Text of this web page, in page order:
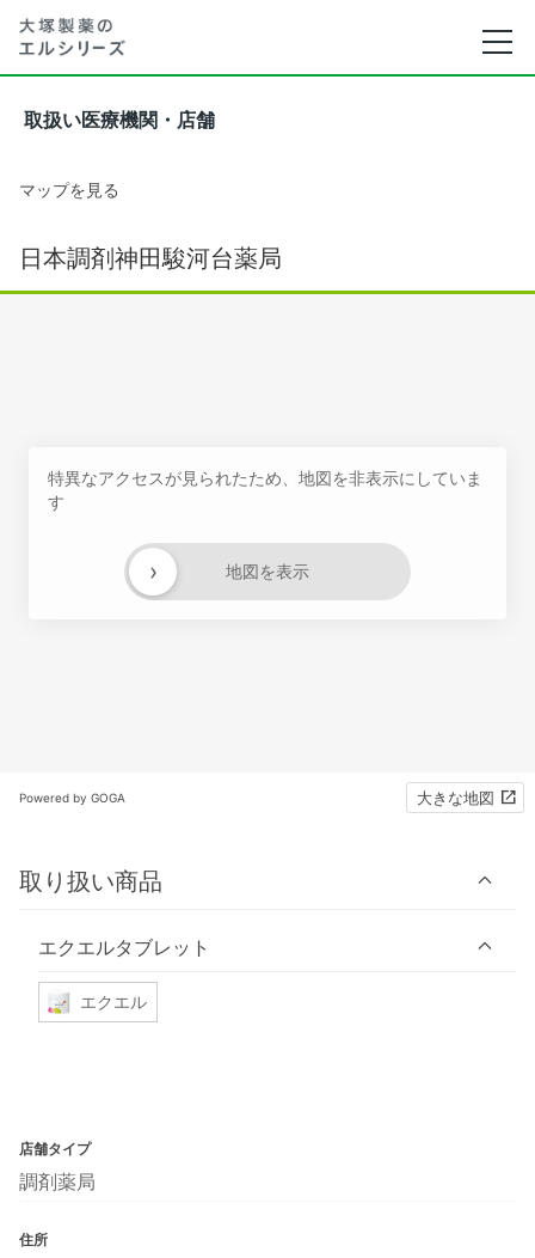
取扱い医療機関・店舗
マップを見る
日本調剤神田駿河台薬局
特異なアクセスが見られたため、地図を非表示にしていま
す
地図を表示
›
Powered by GOGA 大きな地図
取り扱い商品
エクエルタブレット
エクエル
店舗タイプ
調剤薬局
住所